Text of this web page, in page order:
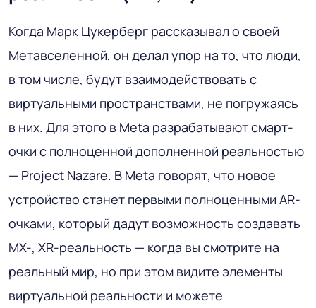
Когда Марк Цукерберг рассказывал о своей
Метавселенной, он делал упор на то, что люди,
в том числе, будут взаимодействовать с
виртуальными пространствами, не погружаясь
в них. Для этого в Meta разрабатывают смарт-
очки с полноценной дополненной реальностью
— Project Nazare. В Meta говорят, что новое
устройство станет первыми полноценными AR-
очками, который дадут возможность создавать
MX-, XR-реальность — когда вы смотрите на
реальный мир, но при этом видите элементы
виртуальной реальности и можете